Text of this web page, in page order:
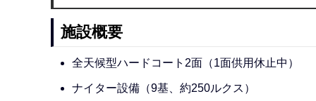
施設概要
全天候型ハードコート2面（1面供用休止中）
ナイター設備（9基、約250ルクス）